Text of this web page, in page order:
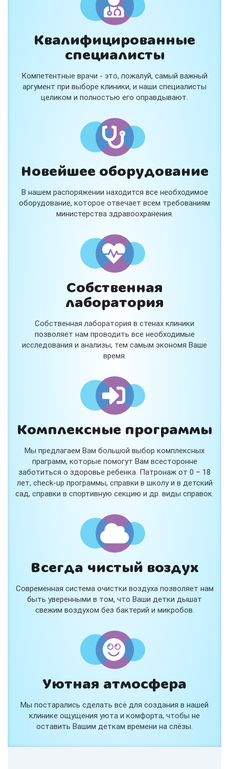
Квалифицированные
специалисты
Компетентные врачи - это, пожалуй, самый важный
аргумент при выборе клиники, и наши специалисты
целиком и полностью его оправдывают.
Новейшее оборудование
В нашем распоряжении находится все необходимое
оборудование, которое отвечает всем требованиям
министерства здравоохранения.
Собственная
лаборатория
Собственная лаборатория в стенах клиники
позволяет нам проводить все необходимые
исследования и анализы, тем самым экономя Ваше
время.
Комплексные программы
Мы предлагаем Вам большой выбор комплексных
праграмм, которые помогут Вам всесторонне
заботиться о здоровье ребенка. Патронаж от 0 – 18
лет, check-up программы, справки в школу и в детский
сад, справки в спортивную секцию и др. виды справок.
Всегда чистый воздух
Современная система очистки воздуха позволяет нам
быть уверенными в том, что Ваши детки дышат
свежим воздухом без бактерий и микробов.
Уютная атмосфера
Мы постарались сделать всё для создания в нашей
клинике ощущения уюта и комфорта, чтобы не
оставить Вашим деткам времени на слёзы.
Консультация ортопеда +
тейпирование за 1 приём
Вас или вашего ребёнка беспокоят:
- боли в спине, шее, коленях или ногах?
- дискомфорт после спорта и нагрузок?
В «Медлэнд» принимает известный ортопед-
травматолог Шехмаметьев Али Зарефуллович
В прием входит:
✔️ Осмотр и консультация врача
✔️ Рекомендации по вашей ситуации
✔️Тейпирование
спортсменам и беременным женщинам.
Специальная цена — 3000 ₽.
и расскажем подробнее!
Нет, спасибо
Я согласен на обработкуперсональных данных
Работает наСтримвуд